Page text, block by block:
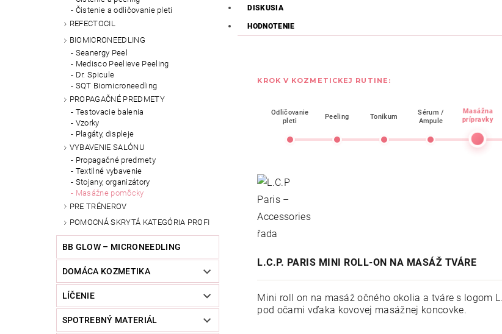
Čistenie a odličovanie pleti
REFECTOCIL
BIOMICRONEEDLING
Seanergy Peel
Medisco Peelieve Peeling
Dr. Spicule
SQT Biomicroneedling
PROPAGAČNÉ PREDMETY
Testovacie balenia
Vzorky
Plagáty, displeje
VYBAVENIE SALÓNU
Propagačné predmety
Textilné vybavenie
Stojany, organizátory
Masážne pomôcky
PRE TRÉNEROV
POMOCNÁ SKRYTÁ KATEGÓRIA PROFI
BB GLOW – MICRONEEDLING
DOMÁCA KOZMETIKA
LÍČENIE
SPOTREBNÝ MATERIÁL
DISKUSIA
HODNOTENIE
KROK V KOZMETICKEJ RUTINE:
Odličovanie
pleti
Peeling Tonikum
Sérum /
Ampule
Masážna
prípravky
L.C.P. PARIS MINI ROLL-ON NA MASÁŽ TVÁRE
Mini roll on na masáž očného okolia a tváre s logom
pod očami vďaka kovovej masážnej koncovke.